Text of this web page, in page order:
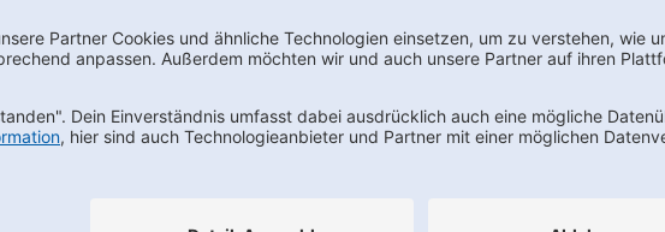
Newsletter bestellen